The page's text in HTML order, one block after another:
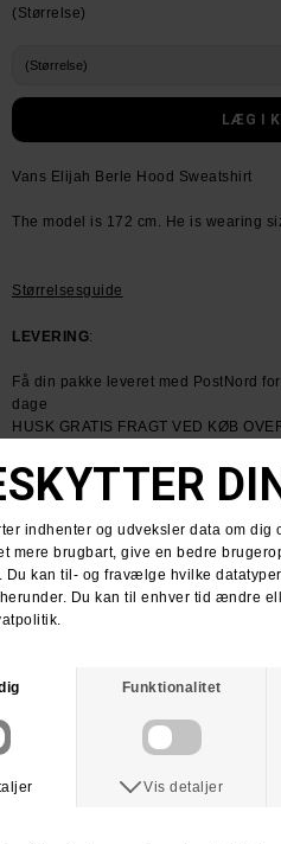
(Størrelse)
Vans Elijah Berle Hood Sweatshirt
The model is 172 cm. He is wearing
Størrelsesguide
LEVERING:
Få din pakke leveret med PostNord
dage
HUSK GRATIS FRAGT VED KØB
RETURNERING:
Du kan vælge at få dine penge retur
For mere information
Spørg om varen Tip en
ANDRE